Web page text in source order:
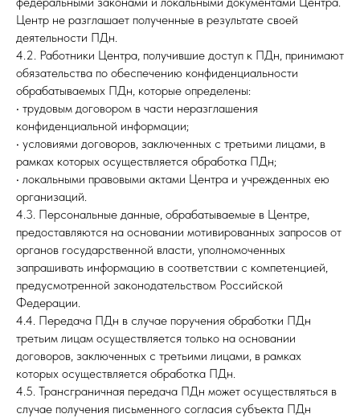
Центр не разглашает полученные в результате своей
деятельности ПДн.
4.2. Работники Центра, получившие доступ к ПДн, принимают
обязательства по обеспечению конфиденциальности
обрабатываемых ПДн, которые определены:
• трудовым договором в части неразглашения
конфиденциальной информации;
• условиями договоров, заключенных с третьими лицами, в
рамках которых осуществляется обработка ПДн;
• локальными правовыми актами Центра и учрежденных ею
организаций.
4.3. Персональные данные, обрабатываемые в Центре,
предоставляются на основании мотивированных запросов от
органов государственной власти, уполномоченных
запрашивать информацию в соответствии с компетенцией,
предусмотренной законодательством Российской
Федерации.
4.4. Передача ПДн в случае поручения обработки ПДн
третьим лицам осуществляется только на основании
договоров, заключенных с третьими лицами, в рамках
которых осуществляется обработка ПДн.
4.5. Трансграничная передача ПДн может осуществляться в
случае получения письменного согласия субъекта ПДн